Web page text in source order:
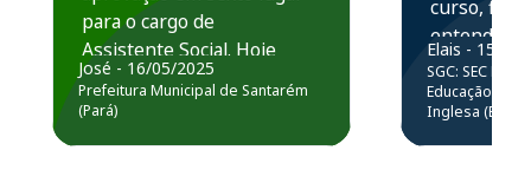
para o cargo de
Assistente Social. Hoje
estou atuando na
Prefeitura de Santarém.
José - 16/05/2025
Prefeitura Municipal de Santarém
(Pará)
curso,
entender e
prática
resolução
questões.”
Elais - 15/07/
SGC: SEC BA
Educação
Inglesa (Edital